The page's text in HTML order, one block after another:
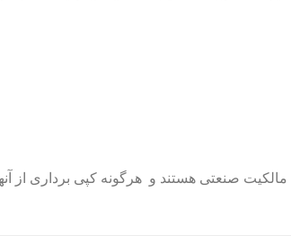
صنعتی هستند و هرگونه کپی برداری از آنها